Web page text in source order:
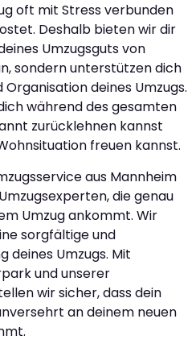
oft mit Stress verbunden
Deshalb bieten wir dir
Umzugsguts von
sondern unterstützen dich
deines Umzugs.
während des gesamten
zurücklehnen kannst
freuen kannst.
aus Mannheim
die genau
Umzug ankommt. Wir
sorgfältige und
deines Umzugs. Mit
und unserer
wir sicher, dass dein
an deinem neuen